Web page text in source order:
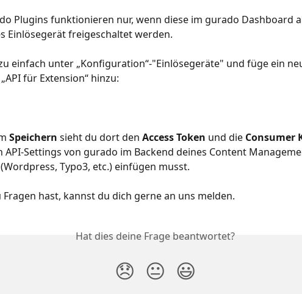
Plugins funktionieren nur, wenn diese im gurado Dashboard
Einlösegerät freigeschaltet werden.
einfach unter „Konfiguration“-"Einlösegeräte" und füge ein
für Extension“ hinzu:
Speichern sieht du dort den Access Token und die Consumer
API-Settings von gurado im Backend deines Content
Typo3, etc.) einfügen musst.
Fragen hast, kannst du dich gerne an uns melden.
Hat dies deine Frage beantwortet?
😞 😐 😃